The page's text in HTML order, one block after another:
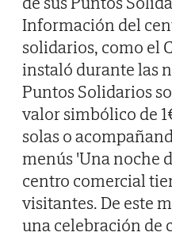
Información del
solidarios, como el
instaló durante las
Puntos Solidarios
valor simbólico de
solas o
menús 'Una noche
centro comercial
visitantes. De este
una celebración de